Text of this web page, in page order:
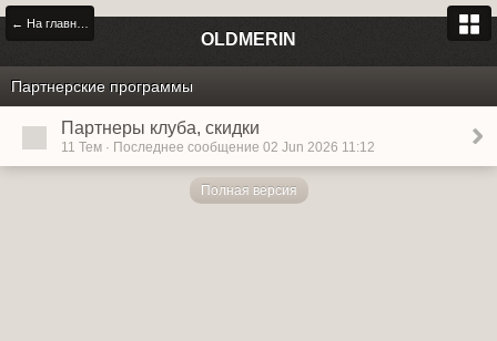
OLDMERIN
Партнерские программы
Партнеры клуба, скидки
11 Тем · Последнее сообщение 02 Jun 2026 11:12
Полная версия